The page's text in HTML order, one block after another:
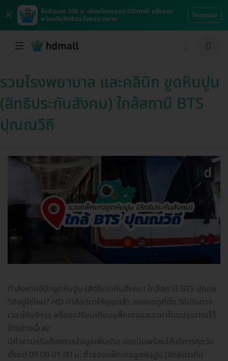
×
รับส่วนลด 200 บ. เพียงโหลดแอป HDmall ครั้งแรก
พร้อมรับสิทธิประโยชน์มากมาย
โหลดเลย
รวมโรงพยาบาล และคลินิก ขูดหินปูน
(สิทธิประกันสังคม) ใกล้สถานี BTS
ปุณณวิถี
กำลังหาคลินิกขูดหินปูน (สิทธิประกันสังคม) ใกล้สถานี BTS ปุณณ
วิถีอยู่ใช่ไหม? HD ทำลิสต์มาให้คุณแล้ว ลองกดดูที่ตั้ง วิธีเดินทาง
เวลาให้บริการ พร้อมเปรียบเทียบแพ็กเกจและราคาโดยประมาณได้
ข้างล่างนี้เลย
มีคำถามหรือต้องการข้อมูลเพิ่มเติม แอดมินพร้อมให้บริการทุกวัน
ตั้งแต่ 09.00-01.00 น. ถ้าจองแพ็กเกจขูดหินปูน (สิทธิประกัน